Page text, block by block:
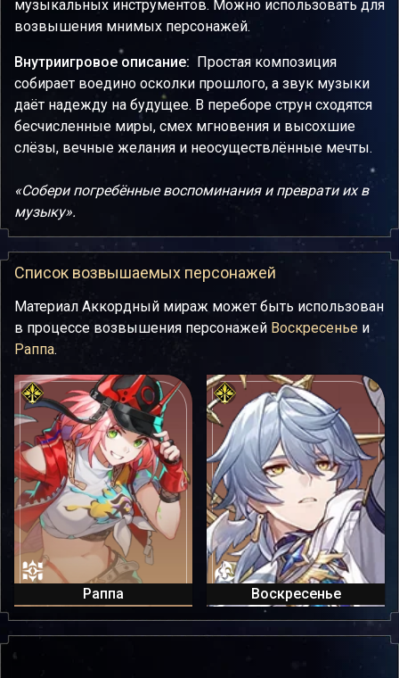
музыкальных инструментов. Можно использовать для
возвышения мнимых персонажей.
Внутриигровое описание: Простая композиция
собирает воедино осколки прошлого, а звук музыки
даёт надежду на будущее. В переборе струн сходятся
бесчисленные миры, смех мгновения и высохшие
слёзы, вечные желания и неосуществлённые мечты.
«Собери погребённые воспоминания и преврати их в
музыку».
Список возвышаемых персонажей
Материал Аккордный мираж может быть использован
в процессе возвышения персонажей Воскресенье и
Раппа.
Раппа Воскресенье